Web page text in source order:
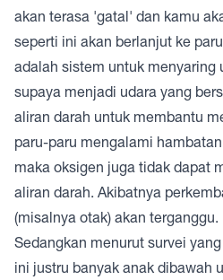
akan terasa 'gatal' dan kamu
seperti ini akan berlanjut ke
adalah sistem untuk menyaring
supaya menjadi udara yang
aliran darah untuk membantu
paru-paru mengalami
maka oksigen juga tidak dapat
aliran darah. Akibatnya
(misalnya otak) akan terganggu.
Sedangkan menurut survei
ini justru banyak anak dibawah